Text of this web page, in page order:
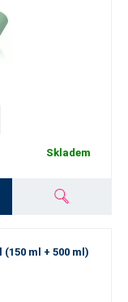
Skladem
ml + 500 ml)